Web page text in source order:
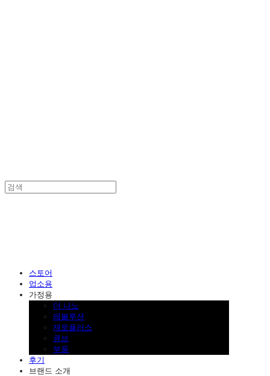
스토어
업소용
가정용
더 나노
레볼루션
제로플러스
큐브
부품
후기
브랜드 소개